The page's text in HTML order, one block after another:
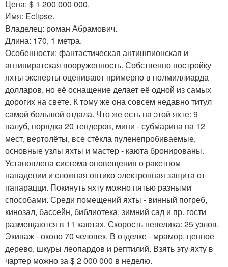
Цена: $ 1 200 000 000.
Имя: Eclipse.
Владелец: роман Абрамович.
Длина: 170, 1 метра.
Особенности: фантастическая антишпионская и
антипиратская вооруженность. Собственно постройку
яхты эксперты оценивают примерно в полмиллиарда
долларов, но её оснащение делает её одной из самых
дорогих на свете. К тому же она совсем недавно титул
самой большой отдала. Что же есть на этой яхте: 9
палуб, порядка 20 тендеров, мини - субмарина на 12
мест, вертолёты, все стёкла пуленепробиваемые,
основные узлы яхты и мастер - каюта бронированы.
Установлена система оповещения о ракетном
нападении и сложная оптико-электронная защита от
папарацци. Покинуть яхту можно пятью разными
способами. Среди помещений яхты - винный погреб,
кинозал, бассейн, библиотека, зимний сад и пр. гости
размещаются в 11 каютах. Скорость невелика: 25 узлов.
Экипаж - около 70 человек. В отделке - мрамор, ценное
дерево, шкуры леопардов и рептилий. Взять эту яхту в
чартер можно за $ 2 000 000 в неделю.